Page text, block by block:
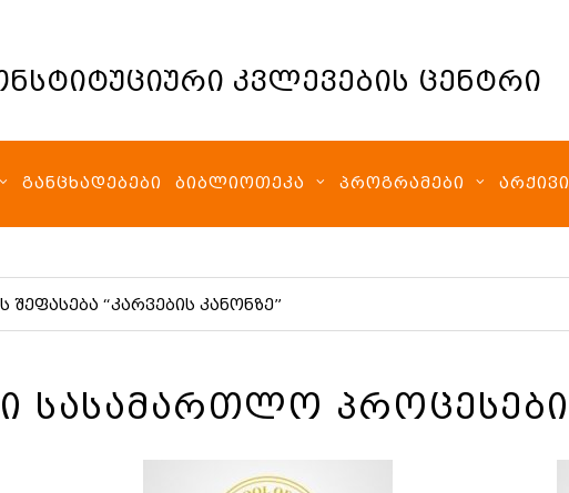
კვლევების ცენტრი
ᲒᲐᲜᲪᲮᲐᲓᲔᲑᲔᲑᲘ ᲑᲘᲑᲚᲘᲝᲗᲔᲙᲐ ᲞᲠᲝᲒᲠᲐᲛᲔᲑᲘ ᲐᲠᲥᲘᲕᲘ
შეფასება “კარვების კანონზე”
ᲡᲐᲡᲐᲛᲐᲠᲗᲚᲝ ᲞᲠᲝᲪᲔᲡᲔᲑᲘ